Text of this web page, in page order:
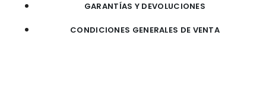
GARANTÍAS Y DEVOLUCIONES
CONDICIONES GENERALES DE VENTA